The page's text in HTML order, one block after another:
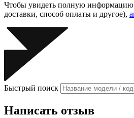
Чтобы увидеть полную информацию
доставки, способ оплаты и другое),
Быстрый поиск
Написать отзыв